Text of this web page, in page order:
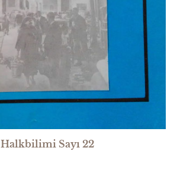
Halkbilimi Sayı 22